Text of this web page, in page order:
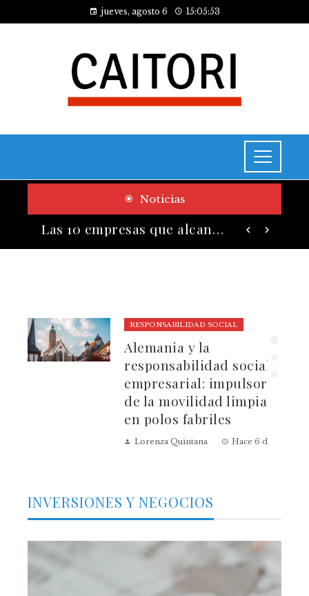
jueves, agosto 6 15:05:54
Noticias
Las 10 empresas que alcanzaron los valores bursátiles más altos en su auge histórico
RESPONSABILIDAD SOCIAL
Alemania y la
responsabilidad social
empresarial: impulsores
de la movilidad limpia
en polos fabriles
Lorenza Quintana Hace 6 días
INVERSIONES Y NEGOCIOS